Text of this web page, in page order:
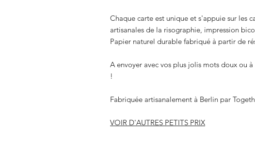
Chaque carte est unique et s'appuie sur les
artisanales de la risographie, impression
Papier naturel durable fabriqué à partir de
A envoyer avec vos plus jolis mots doux ou
!
Fabriquée artisanalement à Berlin par
VOIR D'AUTRES PETITS PRIX